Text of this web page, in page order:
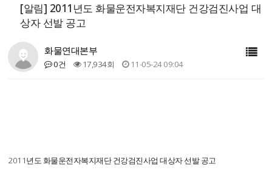
[알림] 2011년도 화물운전자복지재단 건강검진사업 대
상자 선발 공고
화물연대본부
0건 17,934회 11-05-24 09:04
2011년도 화물운전자복지재단 건강검진사업 대상자 선발 공고